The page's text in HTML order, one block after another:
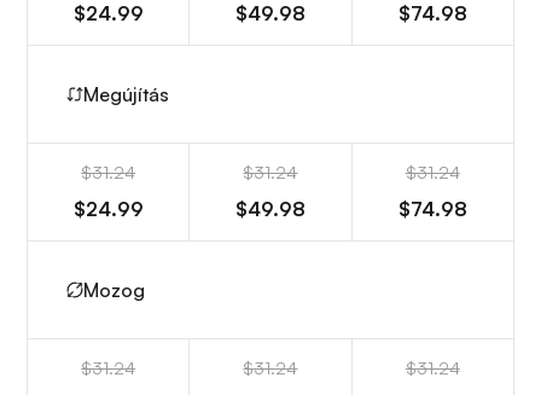
$24.99 $49.98 $74.98
Megújítás
$31.24
$24.99
$31.24
$49.98
$31.24
$74.98
Mozog
$31.24 $31.24 $31.24